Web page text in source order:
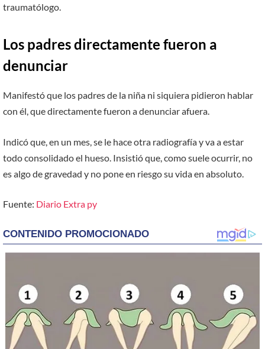
traumatólogo.
Los padres directamente fueron a
denunciar
Manifestó que los padres de la niña ni siquiera pidieron hablar
con él, que directamente fueron a denunciar afuera.
Indicó que, en un mes, se le hace otra radiografía y va a estar
todo consolidado el hueso. Insistió que, como suele ocurrir, no
es algo de gravedad y no pone en riesgo su vida en absoluto.
Fuente: Diario Extra py